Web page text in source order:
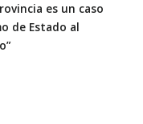
es un caso
de Estado al